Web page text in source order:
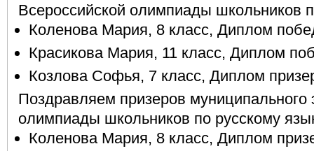
Всероссийской олимпиады школьников
Коленова Мария, 8 класс, Диплом
Красикова Мария, 11 класс, Диплом
Козлова Софья, 7 класс, Диплом
Поздравляем призеров муниципального
олимпиады школьников по русскому
Коленова Мария, 8 класс, Диплом